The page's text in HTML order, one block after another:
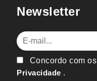
Newsletter
E-mail
Concordo com os
Privacidade .